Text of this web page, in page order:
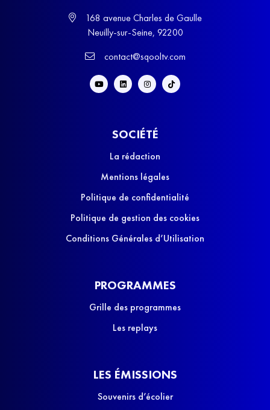
168 avenue Charles de Gaulle
Neuilly-sur-Seine, 92200
contact@sqooltv.com
SOCIÉTÉ
La rédaction
Mentions légales
Politique de confidentialité
Politique de gestion des cookies
Conditions Générales d’Utilisation
PROGRAMMES
Grille des programmes
Les replays
LES ÉMISSIONS
Souvenirs d’écolier